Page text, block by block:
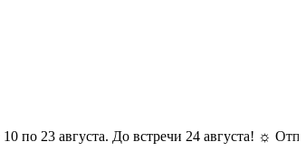
До встречи 24 августа! ☼ Отпуск у